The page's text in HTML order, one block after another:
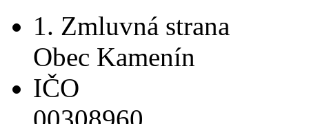
1. Zmluvná strana
Obec Kamenín
IČO